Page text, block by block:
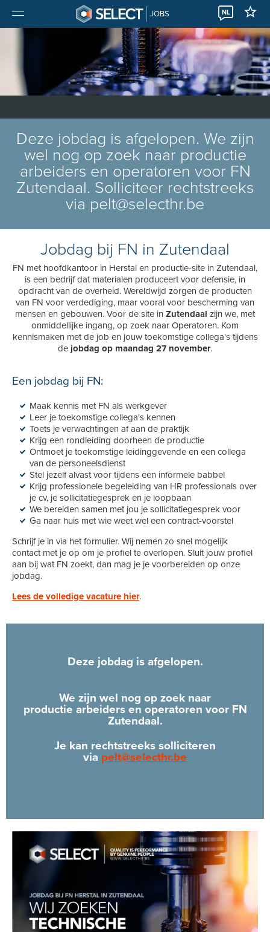
JOBS NL
Deze jobdag is afgelopen. We zijn
wel nog op zoek naar productie
arbeiders en operatoren voor FN
Zutendaal. Solliciteer rechtstreeks
via pelt@selecthr.be
Jobdag bij FN in Zutendaal
FN met hoofdkantoor in Herstal en productie-site in Zutendaal,
is een bedrijf dat materialen produceert voor defensie, in
opdracht van de overheid. Wereldwijd zorgen de producten
van FN voor verdediging, maar vooral voor bescherming van
mensen en gebouwen. Voor de site in Zutendaal zijn we, met
onmiddellijke ingang, op zoek naar Operatoren. Kom
kennismaken met de job en jouw toekomstige collega's tijdens
de jobdag op maandag 27 november.
Een jobdag bij FN:
Maak kennis met FN als werkgever
Leer je toekomstige collega's kennen
Toets je verwachtingen af aan de praktijk
Krijg een rondleiding doorheen de productie
Ontmoet je toekomstige leidinggevende en een collega
van de personeelsdienst
Stel jezelf alvast voor tijdens een informele babbel
Krijg professionele begeleiding van HR professionals over
je cv, je sollicitatiegesprek en je loopbaan
We bereiden samen met jou je sollicitatiegesprek voor
Ga naar huis met wie weet wel een contract-voorstel
Schrijf je in via het formulier. Wij nemen zo snel mogelijk
contact met je op om je profiel te overlopen. Sluit jouw profiel
aan bij wat FN zoekt, dan mag je je voorbereiden op onze
jobdag.
Lees de volledige vacature hier.
Deze jobdag is afgelopen.
We zijn wel nog op zoek naar
productie arbeiders en operatoren voor FN
Zutendaal.
Je kan rechtstreeks solliciteren
via pelt@selecthr.be